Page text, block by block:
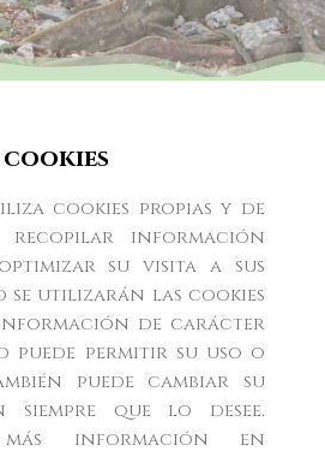
Zopa
Eventos
Desde el corazón
Prensa
Política de cookies
cookies propias y de
recopilar información
su visita a sus
se utilizarán las cookies
de carácter
puede permitir su uso o
puede cambiar su
siempre que lo desee.
información en